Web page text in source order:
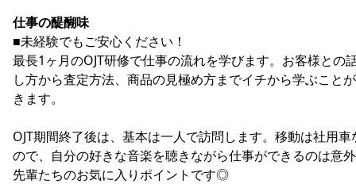
仕事の醍醐味
■未経験でもご安心ください！
最長1ヶ月のOJT研修で仕事の流れを学びます。お客様との
し方から査定方法、商品の見極め方までイチから学ぶこと
きます。
OJT期間終了後は、基本は一人で訪問します。移動は社用車
ので、自分の好きな音楽を聴きながら仕事ができるのは意
先輩たちのお気に入りポイントです◎